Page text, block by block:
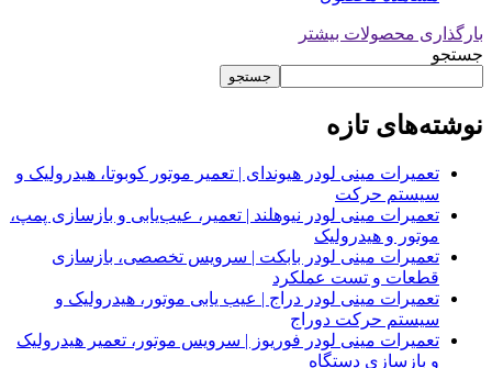
بارگذاری محصولات بیشتر
جستجو
جستجو
نوشته‌های تازه
تعمیرات مینی لودر هیوندای | تعمیر موتور کوبوتا، هیدرولیک و
سیستم حرکت
تعمیرات مینی لودر نیوهلند | تعمیر، عیب‌یابی و بازسازی پمپ،
موتور و هیدرولیک
تعمیرات مینی لودر بابکت | سرویس تخصصی، بازسازی
قطعات و تست عملکرد
تعمیرات مینی لودر دراج | عیب یابی موتور، هیدرولیک و
سیستم حرکت دوراج
تعمیرات مینی لودر فوریوز | سرویس موتور، تعمیر هیدرولیک
و بازسازی دستگاه